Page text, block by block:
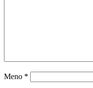
Meno *